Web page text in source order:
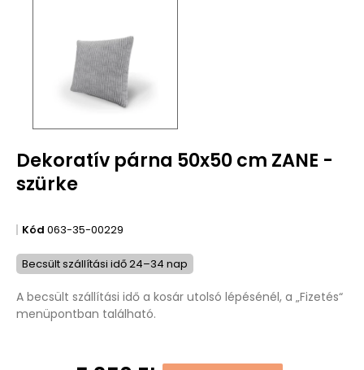
Dekoratív párna 50x50 cm ZANE -
szürke
Kód 063-35-00229
Becsült szállítási idő 24–34 nap
A becsült szállítási idő a kosár utolsó lépésénél, a „Fizetés“
menüpontban található.